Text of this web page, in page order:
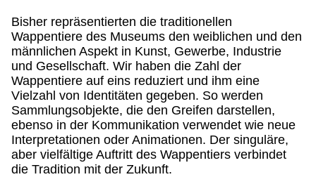
Bisher repräsentierten die traditionellen
Wappentiere des Museums den weiblichen und den
männlichen Aspekt in Kunst, Gewerbe, Industrie
und Gesellschaft. Wir haben die Zahl der
Wappentiere auf eins reduziert und ihm eine
Vielzahl von Identitäten gegeben. So werden
Sammlungsobjekte, die den Greifen darstellen,
ebenso in der Kommunikation verwendet wie neue
Interpretationen oder Animationen. Der singuläre,
aber vielfältige Auftritt des Wappentiers verbindet
die Tradition mit der Zukunft.